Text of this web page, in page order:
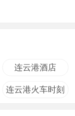
连云港酒店
连云港火车时刻